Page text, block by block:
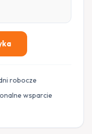
robocze
wsparcie